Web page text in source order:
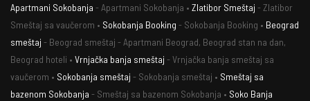
Apartmani Sokobanja - Apartmani Sokobanja • Zlatibor Smeštaj - Zlatibor
Smeštaj sa vaučerom • Sokobanja Booking - Sokobanja Booking • Beograd
smeštaj - Beograd smeštaj - Apartmani Beograd, Beograd stan na dan,
Beograd hoteli • Vrnjačka banja smeštaj - Vrnjačka banja smeštaj sa
vaučerom • Sokobanja smeštaj - Sokobanja smeštaj • Smeštaj sa
bazenom Sokobanja - Smeštaj sa bazenom Sokobanja • Soko Banja